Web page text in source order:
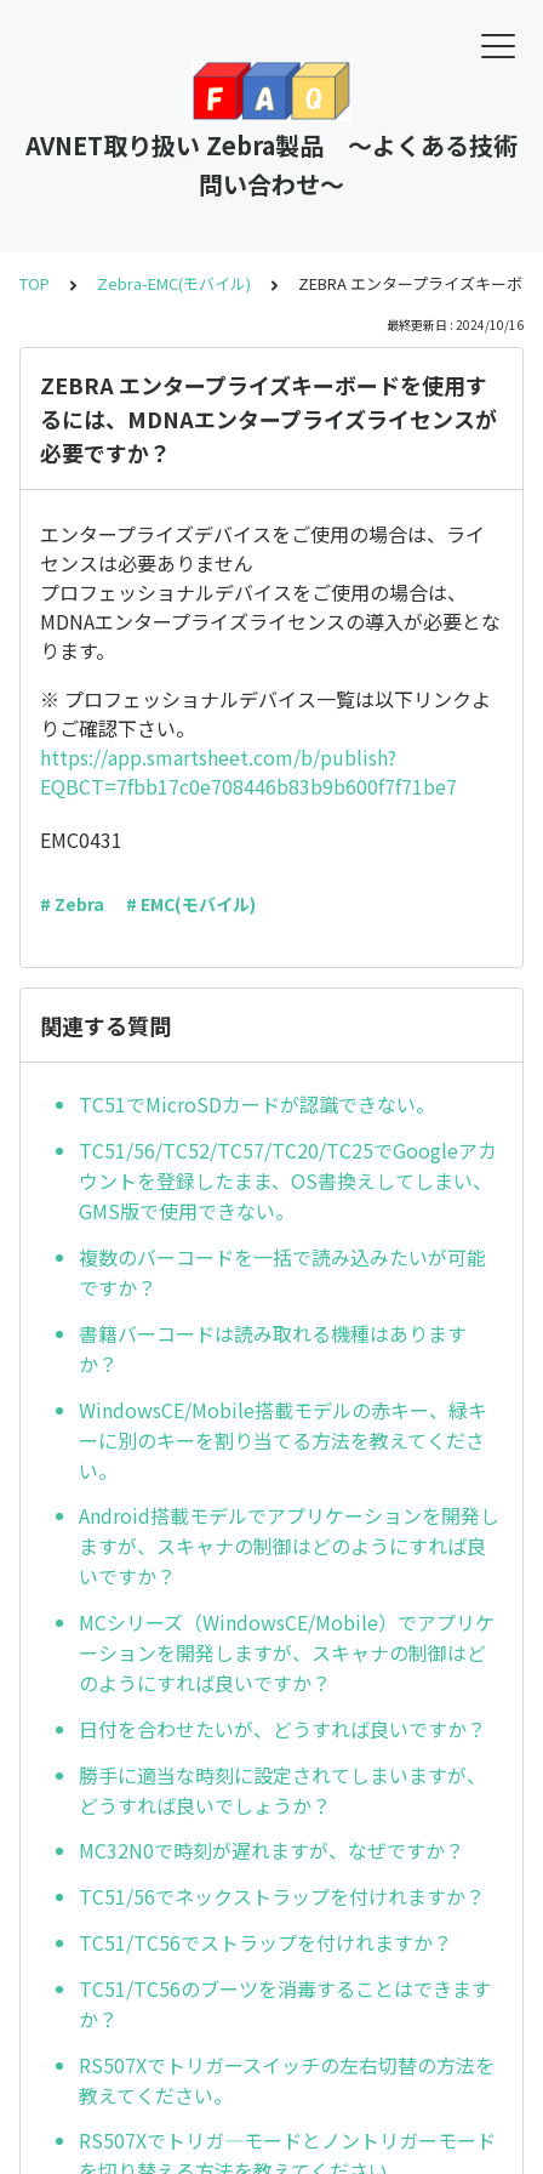
AVNET取り扱い Zebra製品 ～よくある技術
問い合わせ～
TOP Zebra-EMC(モバイル) ZEBRA エンタープライズキーボ
最終更新日 : 2024/10/16
ZEBRA エンタープライズキーボードを使用す
るには、MDNAエンタープライズライセンスが
必要ですか？
エンタープライズデバイスをご使用の場合は、ライ
センスは必要ありません
プロフェッショナルデバイスをご使用の場合は、
MDNAエンタープライズライセンスの導入が必要とな
ります。
※ プロフェッショナルデバイス一覧は以下リンクよ
りご確認下さい。
https://app.smartsheet.com/b/publish?
EQBCT=7fbb17c0e708446b83b9b600f7f71be7
EMC0431
# Zebra # EMC(モバイル)
関連する質問
TC51でMicroSDカードが認識できない。
TC51/56/TC52/TC57/TC20/TC25でGoogleアカ
ウントを登録したまま、OS書換えしてしまい、
GMS版で使用できない。
複数のバーコードを一括で読み込みたいが可能
ですか？
書籍バーコードは読み取れる機種はあります
か？
WindowsCE/Mobile搭載モデルの赤キー、緑キ
ーに別のキーを割り当てる方法を教えてくださ
い。
Android搭載モデルでアプリケーションを開発し
ますが、スキャナの制御はどのようにすれば良
いですか？
MCシリーズ（WindowsCE/Mobile）でアプリケ
ーションを開発しますが、スキャナの制御はど
のようにすれば良いですか？
日付を合わせたいが、どうすれば良いですか？
勝手に適当な時刻に設定されてしまいますが、
どうすれば良いでしょうか？
MC32N0で時刻が遅れますが、なぜですか？
TC51/56でネックストラップを付けれますか？
TC51/TC56でストラップを付けれますか？
TC51/TC56のブーツを消毒することはできます
か？
RS507Xでトリガースイッチの左右切替の方法を
教えてください。
RS507Xでトリガ—モードとノントリガーモード